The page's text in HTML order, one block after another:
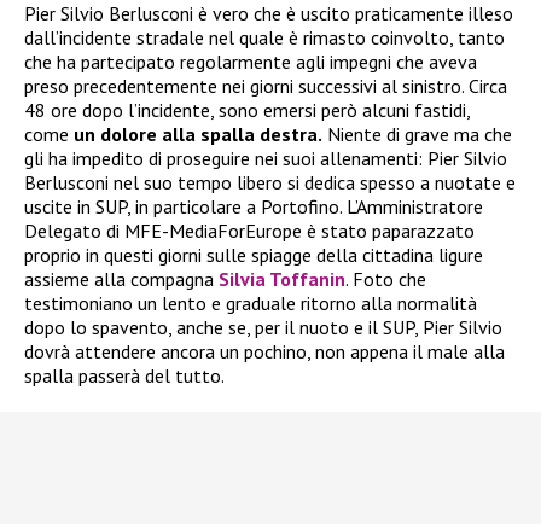
Pier Silvio Berlusconi è vero che è uscito praticamente illeso
dall’incidente stradale nel quale è rimasto coinvolto, tanto
che ha partecipato regolarmente agli impegni che aveva
preso precedentemente nei giorni successivi al sinistro. Circa
48 ore dopo l’incidente, sono emersi però alcuni fastidi,
come un dolore alla spalla destra. Niente di grave ma che
gli ha impedito di proseguire nei suoi allenamenti: Pier Silvio
Berlusconi nel suo tempo libero si dedica spesso a nuotate e
uscite in SUP, in particolare a Portofino. L’Amministratore
Delegato di MFE-MediaForEurope è stato paparazzato
proprio in questi giorni sulle spiagge della cittadina ligure
assieme alla compagna Silvia Toffanin. Foto che
testimoniano un lento e graduale ritorno alla normalità
dopo lo spavento, anche se, per il nuoto e il SUP, Pier Silvio
dovrà attendere ancora un pochino, non appena il male alla
spalla passerà del tutto.